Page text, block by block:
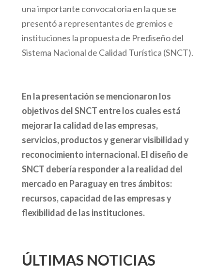
una importante convocatoria en la que se
presentó a representantes de gremios e
instituciones la propuesta de Prediseño del
Sistema Nacional de Calidad Turística (SNCT).
En la presentación se mencionaron los
objetivos del SNCT entre los cuales está
mejorar la calidad de las empresas,
servicios, productos y generar visibilidad y
reconocimiento internacional. El diseño de
SNCT debería responder a la realidad del
mercado en Paraguay en tres ámbitos:
recursos, capacidad de las empresas y
flexibilidad de las instituciones.
ÚLTIMAS NOTICIAS